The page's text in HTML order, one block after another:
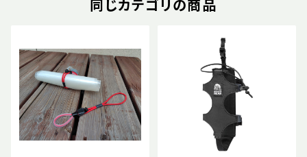
同じカテゴリの商品